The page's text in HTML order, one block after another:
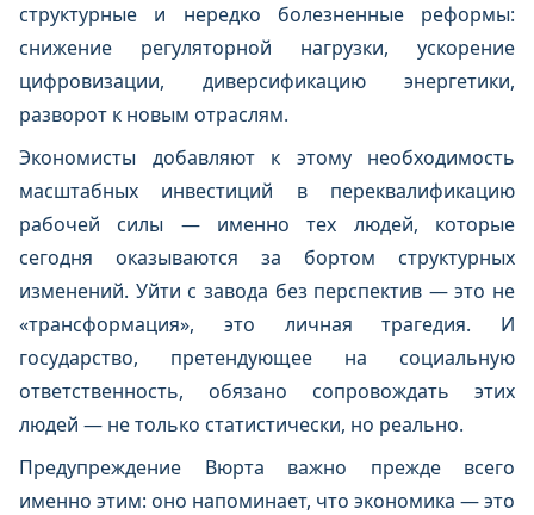
структурные и нередко болезненные реформы:
снижение регуляторной нагрузки, ускорение
цифровизации, диверсификацию энергетики,
разворот к новым отраслям.
Экономисты добавляют к этому необходимость
масштабных инвестиций в переквалификацию
рабочей силы — именно тех людей, которые
сегодня оказываются за бортом структурных
изменений. Уйти с завода без перспектив — это не
«трансформация», это личная трагедия. И
государство, претендующее на социальную
ответственность, обязано сопровождать этих
людей — не только статистически, но реально.
Предупреждение Вюрта важно прежде всего
именно этим: оно напоминает, что экономика — это